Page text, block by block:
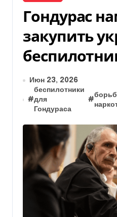
Гондурас
закупить
Июн 23, 2026
#
беспилотники
для
Гондураса
#